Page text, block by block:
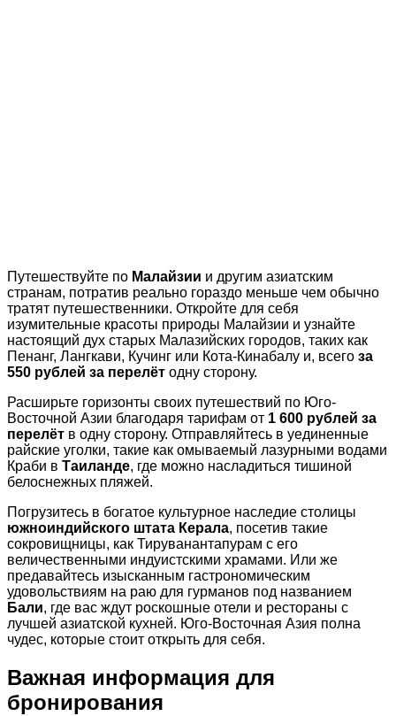
Путешествуйте по Малайзии и другим азиатским
странам, потратив реально гораздо меньше чем обычно
тратят путешественники. Откройте для себя
изумительные красоты природы Малайзии и узнайте
настоящий дух старых Малазийских городов, таких как
Пенанг, Лангкави, Кучинг или Кота-Кинабалу и, всего за
550 рублей за перелёт одну сторону.
Расширьте горизонты своих путешествий по Юго-
Восточной Азии благодаря тарифам от 1 600 рублей за
перелёт в одну сторону. Отправляйтесь в уединенные
райские уголки, такие как омываемый лазурными водами
Краби в Таиланде, где можно насладиться тишиной
белоснежных пляжей.
Погрузитесь в богатое культурное наследие столицы
южноиндийского штата Керала, посетив такие
сокровищницы, как Тируванантапурам с его
величественными индуистскими храмами. Или же
предавайтесь изысканным гастрономическим
удовольствиям на раю для гурманов под названием
Бали, где вас ждут роскошные отели и рестораны с
лучшей азиатской кухней. Юго-Восточная Азия полна
чудес, которые стоит открыть для себя.
Важная информация для
бронирования